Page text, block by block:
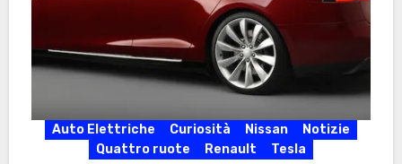
Auto Elettriche Curiosità Nissan
Notizie
Quattro ruote
Renault Tesla